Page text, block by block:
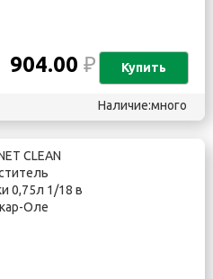
904.00₽ Купить
Наличие:много